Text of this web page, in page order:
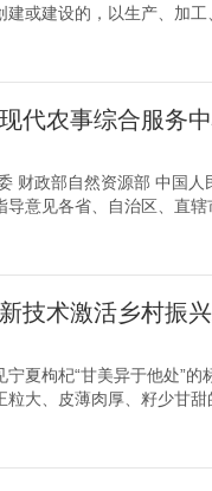
或建设的，以生产、加工
代农事综合服务
财政部自然资源部 中国
意见各省、自治区、直辖
技术激活乡村振
夏枸杞“甘美异于他处”的
大、皮薄肉厚、籽少甘甜